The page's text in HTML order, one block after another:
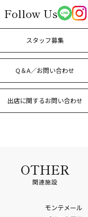
Follow Us
スタッフ募集
Q＆A／お問い合わせ
出店に関するお問い合わせ
OTHER
関連施設
モンテメール